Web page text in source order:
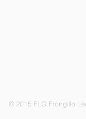
© 2015 FLG Frongillo